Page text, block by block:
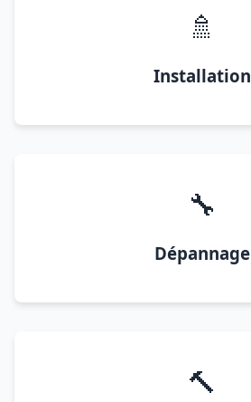
🚿
Installation
🔧
Dépannage
🔨